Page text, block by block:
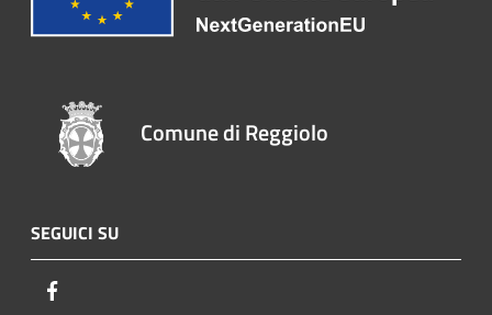
Comune di Reggiolo
SEGUICI SU